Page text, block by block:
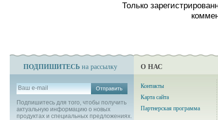
Только
ПОДПИШИТЕСЬ на рассылку
Отправить
Подпишитесь для того, чтобы получить
актуальную информацию о новых
продуктах и специальных предложениях.
О НАС
Контакты
Карта сайта
Партнерская программа